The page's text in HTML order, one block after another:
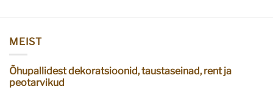
MEIST
Õhupallidest dekoratsioonid, taustaseinad, rent ja
peotarvikud